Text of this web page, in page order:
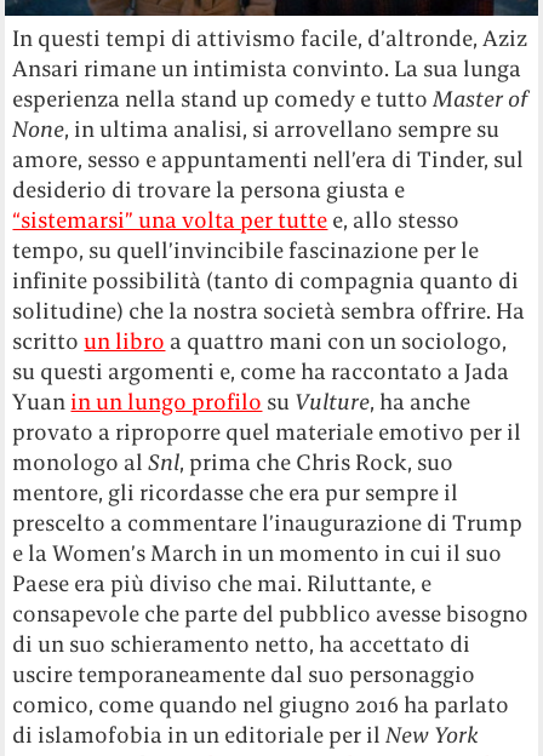
In questi tempi di attivismo facile, d’altronde, Aziz
Ansari rimane un intimista convinto. La sua lunga
esperienza nella stand up comedy e tuttoMaster of
None, in ultima analisi, si arrovellano sempre su
amore, sesso e appuntamenti nell’era di Tinder, sul
desiderio di trovare la persona giusta e
“sistemarsi” una volta per tutte e, allo stesso
tempo, su quell’invincibile fascinazione per le
infinite possibilità (tanto di compagnia quanto di
solitudine) che la nostra società sembra offrire. Ha
scrittoun libro a quattro mani con un sociologo,
su questi argomenti e, come ha raccontato a Jada
Yuan in un lungo profilo su Vulture, ha anche
provato a riproporre quel materiale emotivo per il
monologo alSnl, prima che Chris Rock, suo
mentore, gli ricordasse che era pur sempre il
prescelto a commentare l’inaugurazione di Trump
e la Women’s March in un momento in cui il suo
Paese era più diviso che mai. Riluttante, e
consapevole che parte del pubblico avesse bisogno
di un suo schieramento netto, ha accettato di
uscire temporaneamente dal suo personaggio
comico, come quando nel giugno 2016 ha parlato
di islamofobia in un editoriale per ilNew York